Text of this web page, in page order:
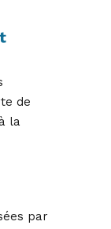
de
la
par